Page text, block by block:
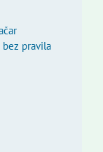
bez pravila